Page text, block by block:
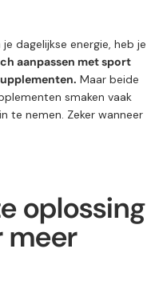
dagelijkse energie, heb je
aanpassen met sport
Maar beide
smaken vaak
te nemen. Zeker wanneer
oplossing
meer